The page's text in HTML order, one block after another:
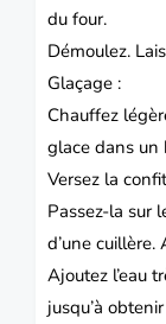
du four.
Démoulez.
Glaçage :
Chauffez
glace dans un
Versez la
Passez-la sur
d’une cuillère.
Ajoutez l’eau
jusqu’à